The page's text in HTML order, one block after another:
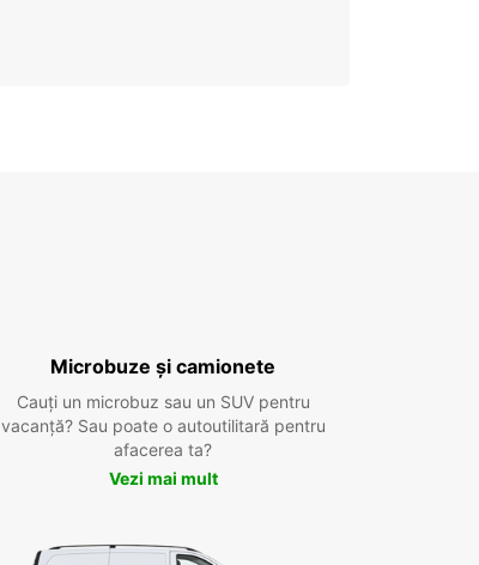
Microbuze și camionete
Cauți un microbuz sau un SUV pentru
vacanță? Sau poate o autoutilitară pentru
afacerea ta?
Vezi mai mult